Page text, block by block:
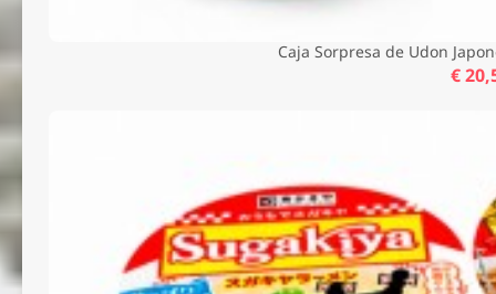
Caja Sorpresa de Udon
€